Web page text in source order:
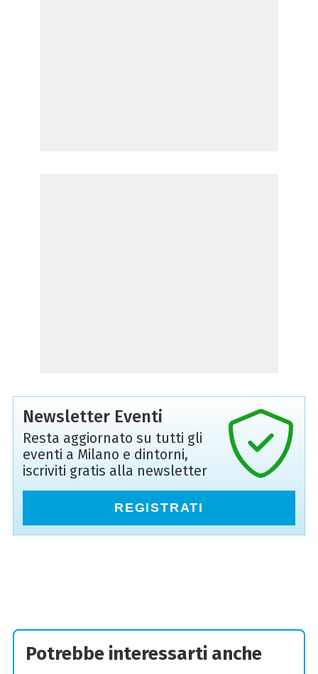
Newsletter Eventi
Resta aggiornato su tutti gli
eventi a Milano e dintorni,
iscriviti gratis alla newsletter
REGISTRATI
Potrebbe interessarti anche